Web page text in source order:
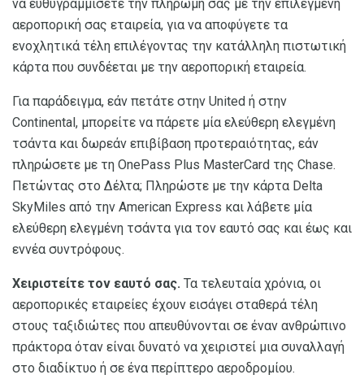
να ευθυγραμμίσετε την πληρωμή σας με την επιλεγμένη
αεροπορική σας εταιρεία, για να αποφύγετε τα
ενοχλητικά τέλη επιλέγοντας την κατάλληλη πιστωτική
κάρτα που συνδέεται με την αεροπορική εταιρεία.
Για παράδειγμα, εάν πετάτε στην United ή στην
Continental, μπορείτε να πάρετε μία ελεύθερη ελεγμένη
τσάντα και δωρεάν επιβίβαση προτεραιότητας, εάν
πληρώσετε με τη OnePass Plus MasterCard της Chase.
Πετώντας στο Δέλτα; Πληρώστε με την κάρτα Delta
SkyMiles από την American Express και λάβετε μία
ελεύθερη ελεγμένη τσάντα για τον εαυτό σας και έως και
εννέα συντρόφους.
Χειριστείτε τον εαυτό σας. Τα τελευταία χρόνια, οι
αεροπορικές εταιρείες έχουν εισάγει σταθερά τέλη
στους ταξιδιώτες που απευθύνονται σε έναν ανθρώπινο
πράκτορα όταν είναι δυνατό να χειριστεί μια συναλλαγή
στο διαδίκτυο ή σε ένα περίπτερο αεροδρομίου.